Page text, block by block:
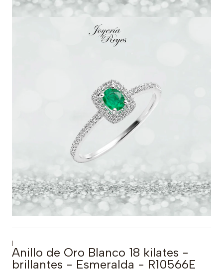
|
Anillo de Oro Blanco 18 kilates -
brillantes - Esmeralda - R10566E